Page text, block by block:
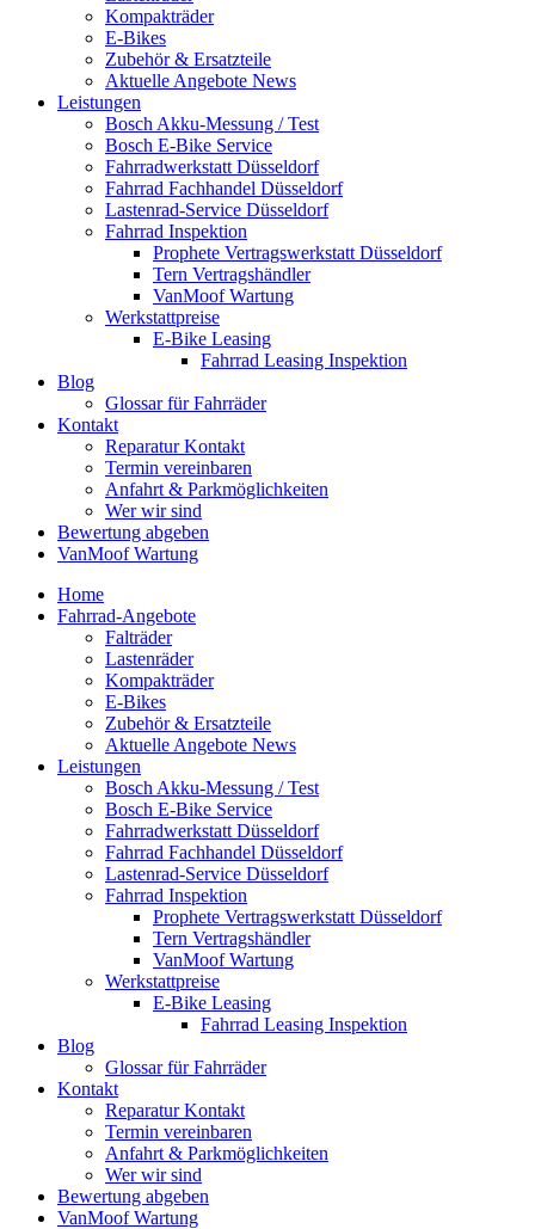
Kompakträder
E-Bikes
Zubehör & Ersatzteile
Aktuelle Angebote News
Leistungen
Bosch Akku-Messung / Test
Bosch E-Bike Service
Fahrradwerkstatt Düsseldorf
Fahrrad Fachhandel Düsseldorf
Lastenrad-Service Düsseldorf
Fahrrad Inspektion
Prophete Vertragswerkstatt Düsseldorf
Tern Vertragshändler
VanMoof Wartung
Werkstattpreise
E-Bike Leasing
Fahrrad Leasing Inspektion
Blog
Glossar für Fahrräder
Kontakt
Reparatur Kontakt
Termin vereinbaren
Anfahrt & Parkmöglichkeiten
Wer wir sind
Bewertung abgeben
VanMoof Wartung
Home
Fahrrad-Angebote
Falträder
Lastenräder
Kompakträder
E-Bikes
Zubehör & Ersatzteile
Aktuelle Angebote News
Leistungen
Bosch Akku-Messung / Test
Bosch E-Bike Service
Fahrradwerkstatt Düsseldorf
Fahrrad Fachhandel Düsseldorf
Lastenrad-Service Düsseldorf
Fahrrad Inspektion
Prophete Vertragswerkstatt Düsseldorf
Tern Vertragshändler
VanMoof Wartung
Werkstattpreise
E-Bike Leasing
Fahrrad Leasing Inspektion
Blog
Glossar für Fahrräder
Kontakt
Reparatur Kontakt
Termin vereinbaren
Anfahrt & Parkmöglichkeiten
Wer wir sind
Bewertung abgeben
VanMoof Wartung